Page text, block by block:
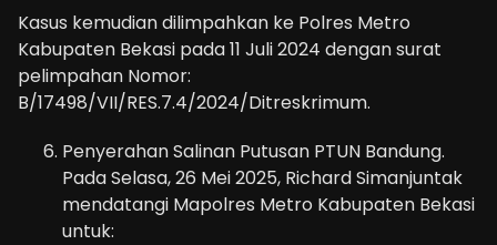
Kasus kemudian dilimpahkan ke Polres Metro
Kabupaten Bekasi pada 11 Juli 2024 dengan surat
pelimpahan Nomor:
B/17498/VII/RES.7.4/2024/Ditreskrimum.
Penyerahan Salinan Putusan PTUN Bandung.
Pada Selasa, 26 Mei 2025, Richard Simanjuntak
mendatangi Mapolres Metro Kabupaten Bekasi
untuk: